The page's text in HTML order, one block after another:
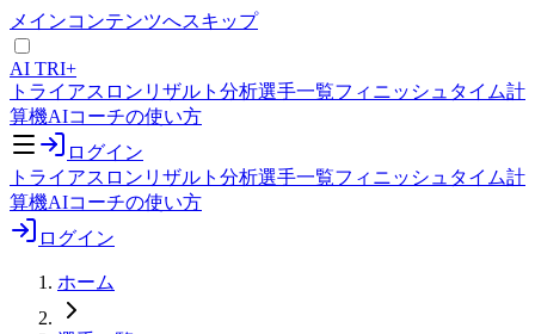
メインコンテンツへスキップ
AI TRI+
トライアスロンリザルト分析選手一覧フィニッシュタイム計
算機AIコーチの使い方
ログイン
トライアスロンリザルト分析選手一覧フィニッシュタイム計
算機AIコーチの使い方
ログイン
ホーム